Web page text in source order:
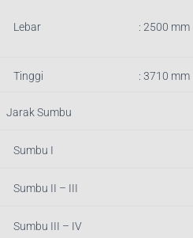
Lebar : 2500 mm
Tinggi : 3710 mm
Jarak Sumbu
Sumbu I
Sumbu II – III
Sumbu III – IV